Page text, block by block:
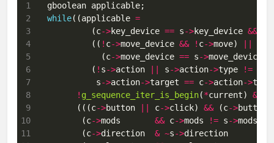
1
2
while((applicable =
3
           (c
->key_device == s->key_device &&
4
           ((
! c->move_device && ! c->move)
5
             (c
->move_device == s->move_device
6
           (
! s->action s->action->type !=
7
            s
->action->target == c->action->
8
! g_sequence_iter_is_begin(*current) &&
9
        (((c
->button c->click) && (c->button
10
         (c
->mods && c->mods != s->mods )
11
         (c
->direction & ~s->direction       )